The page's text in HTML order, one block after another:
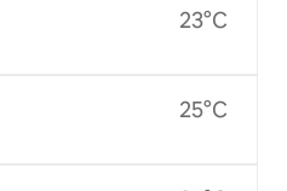
23°C
25°C